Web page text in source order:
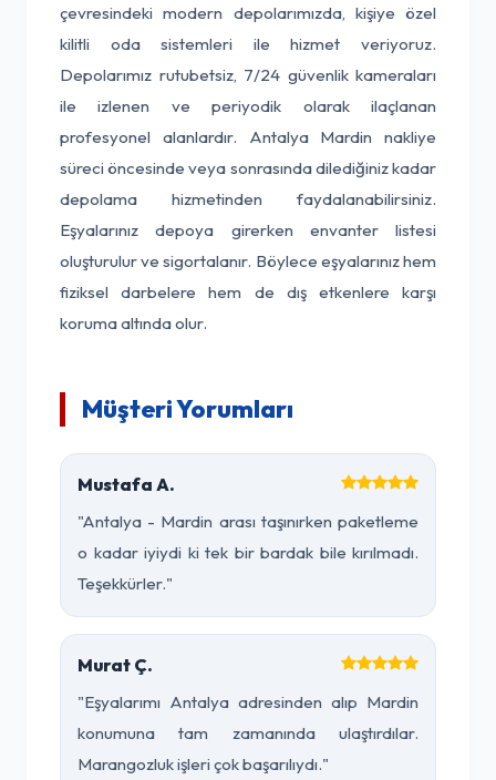
çevresindeki modern depolarımızda, kişiye özel
kilitli oda sistemleri ile hizmet veriyoruz.
Depolarımız rutubetsiz, 7/24 güvenlik kameraları
ile izlenen ve periyodik olarak ilaçlanan
profesyonel alanlardır. Antalya Mardin nakliye
süreci öncesinde veya sonrasında dilediğiniz kadar
depolama hizmetinden faydalanabilirsiniz.
Eşyalarınız depoya girerken envanter listesi
oluşturulur ve sigortalanır. Böylece eşyalarınız hem
fiziksel darbelere hem de dış etkenlere karşı
koruma altında olur.
Müşteri Yorumları
Mustafa A.
"Antalya - Mardin arası taşınırken paketleme
o kadar iyiydi ki tek bir bardak bile kırılmadı.
Teşekkürler."
Murat Ç.
"Eşyalarımı Antalya adresinden alıp Mardin
konumuna tam zamanında ulaştırdılar.
Marangozluk işleri çok başarılıydı."